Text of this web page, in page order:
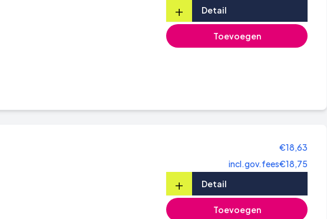
+ Detail
Toevoegen
€18,63
incl.gov.fees€18,75
+ Detail
Toevoegen